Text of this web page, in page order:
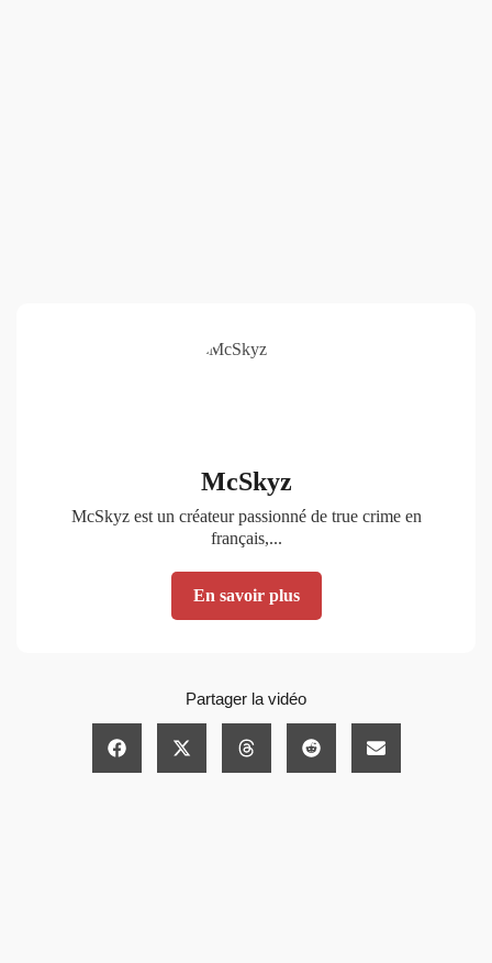
McSkyz
McSkyz est un créateur passionné de true crime en
français,...
En savoir plus
Partager la vidéo